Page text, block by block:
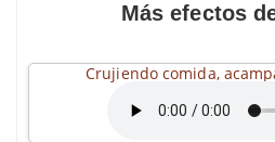
Más efectos
Crujiendo comida,